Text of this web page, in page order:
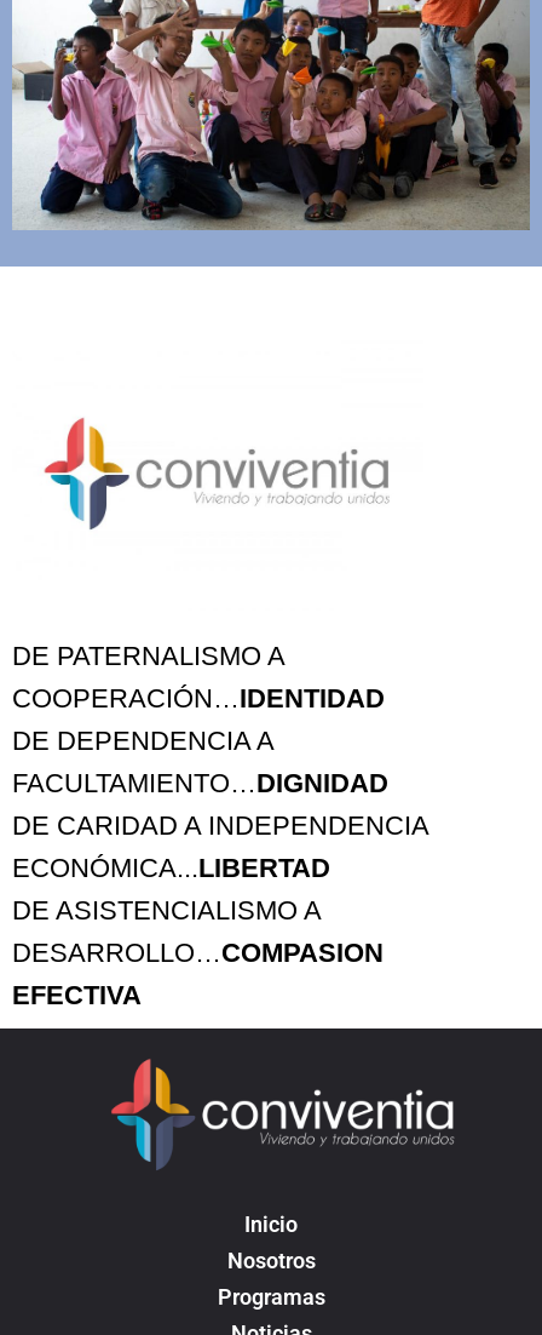
DE PATERNALISMO A
COOPERACIÓN…IDENTIDAD
DE DEPENDENCIA A
FACULTAMIENTO…DIGNIDAD
DE CARIDAD A INDEPENDENCIA
ECONÓMICA...LIBERTAD
DE ASISTENCIALISMO A
DESARROLLO…COMPASION
EFECTIVA
Inicio
Nosotros
Programas